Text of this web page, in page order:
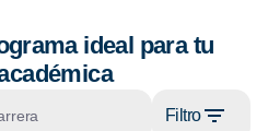
ideal para tu
Filtro